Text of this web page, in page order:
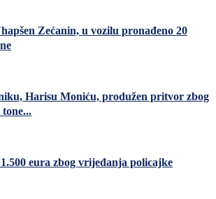
Zećanin, u vozilu pronađeno 20
Harisu Moniću, produžen pritvor zbog
tone...
eura zbog vrijeđanja policajke